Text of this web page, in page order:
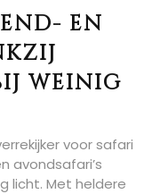
en
weinig
voor safari
avondsafari’s
licht. Met heldere